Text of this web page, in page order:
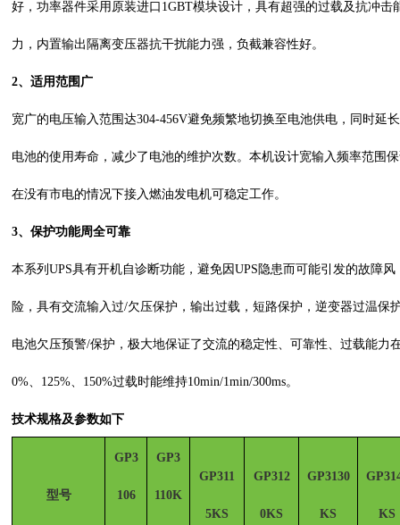
好，功率器件采用原装进口1GBT模块设计，具有超强的过载及抗冲击
力，内置输出隔离变压器抗干扰能力强，负截兼容性好。
2、适用范围广
宽广的电压输入范围达304-456V避免频繁地切换至电池供电，同时延
电池的使用寿命，减少了电池的维护次数。本机设计宽输入频率范围
在没有市电的情况下接入燃油发电机可稳定工作。
3、 保护功能周全可靠
本系列 UPS具有开机自诊断功能，避免因UPS隐患而可能引发的故障风
险，具有交流输入过/欠压保护，输出过载，短路保护，逆变器过温保
电池欠压预警/保护，极大地保证了交流的稳定性、可靠性、过载能力
0%、125%、150%过载时能维持10min/1min/300ms。
技术规格及参数如下
型号
GP3
106
GP3
110K
GP311
5KS
GP312
0KS
GP3130
KS KS